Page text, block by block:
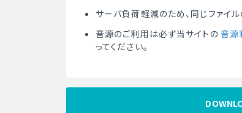
サーバ負荷軽減のため、同じファイ
音源のご利用は必ず当サイトの 音源
ってください。